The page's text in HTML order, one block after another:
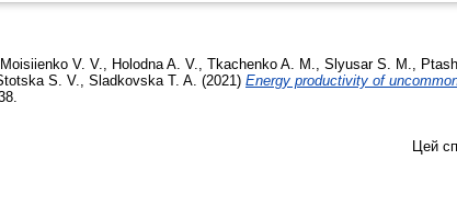
Moisiienko V. V., Holodna A. V., Tkachenko A. M., Slyusar S. M.,
S. V., Sladkovska T. A. (2021) Energy productivity of
Цей